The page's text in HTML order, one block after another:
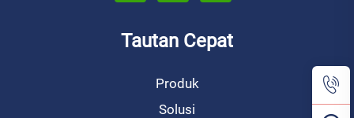
Tautan Cepat
Produk
Solusi